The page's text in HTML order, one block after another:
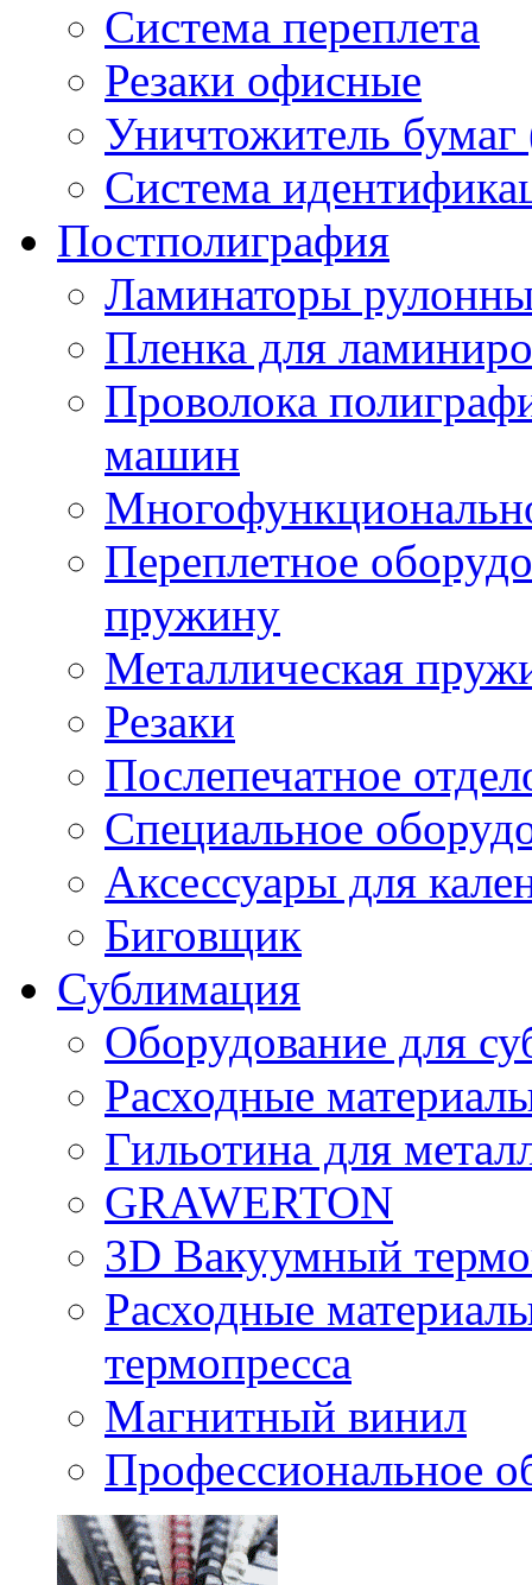
Система переплета
Резаки офисные
Уничтожитель
Система
Постполиграфия
Ламинаторы
Пленка для
Проволока
машин
Переплетное
пружину
Металлическая
Резаки
Послепечатное
Специальное
Аксессуары для
Биговщик
Сублимация
Оборудование для
Расходные
Гильотина для
GRAWERTON
3D Вакуумный
Расходные
термопресса
Магнитный винил
Профессиональное